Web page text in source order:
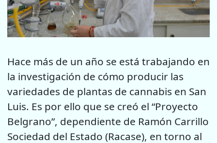
Hace más de un año se está trabajando en
la investigación de cómo producir las
variedades de plantas de cannabis en San
Luis. Es por ello que se creó el “Proyecto
Belgrano”, dependiente de Ramón Carrillo
Sociedad del Estado (Racase), en torno al